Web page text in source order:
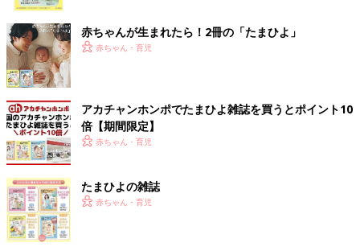
祭やらに顔を出し『学校の品定め』をするのがセオリーだったの
ですが、ご承知のようにコロナ禍。
オープンスクールは吹っ飛び、文化祭などの公開行事もすべてオ
ンライン、対面でやる方式の“普通の説明会”は予約制のため、人
気ミュージシャンのライブ並に入手困難な状態が続きました。
私の元にすら『そもそもログインできず』『入力中に画面がフリ
ーズ』との不満が殺到していたような状況。（これは各中高一貫
校も把握してますので、今年はシステム自体が改善されるとは思
その声の一部を拾いますと、以下のような流れができていたくら
いです。
『たかが説明会で、なんで、こんなに親の神経を削ってくれんね
赤ちゃんが生まれたら！2冊の「たまひよ」
赤ちゃん・育児
アカチャンホンポでたまひよ雑誌を買うとポイント10
倍【期間限定】
赤ちゃん・育児
たまひよの雑誌
赤ちゃん・育児